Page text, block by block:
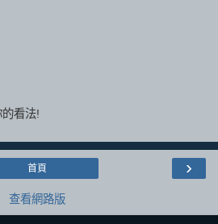
看法!
›
首頁
查看網路版